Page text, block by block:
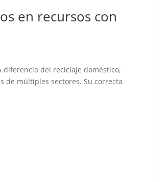
en recursos con
diferencia del reciclaje doméstico,
de múltiples sectores. Su correcta